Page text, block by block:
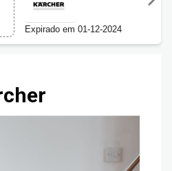
Expirado em 01-12-2024